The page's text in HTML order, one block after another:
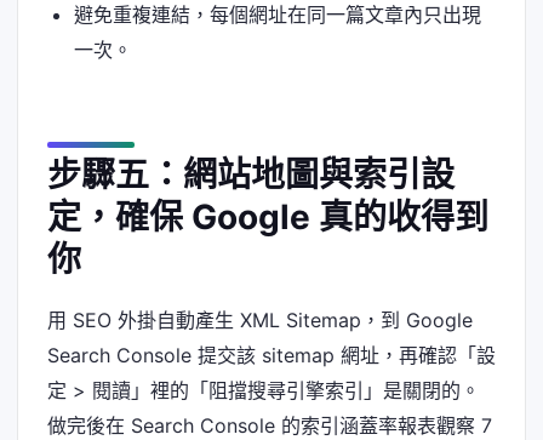
避免重複連結，每個網址在同一篇文章內只出現
一次。
步驟五：網站地圖與索引設
定，確保 Google 真的收得到
你
用 SEO 外掛自動產生 XML Sitemap，到 Google
Search Console 提交該 sitemap 網址，再確認「設
定 > 閱讀」裡的「阻擋搜尋引擎索引」是關閉的。
做完後在 Search Console 的索引涵蓋率報表觀察 7